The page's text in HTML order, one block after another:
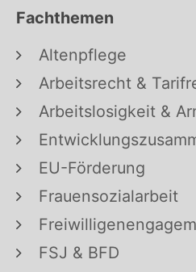
Fachthemen
Altenpflege
Arbeitsrecht &
Arbeitslosigkeit &
EU-Förderung
Frauensozialarbeit
FSJ & BFD